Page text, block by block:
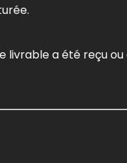
livrable a été reçu